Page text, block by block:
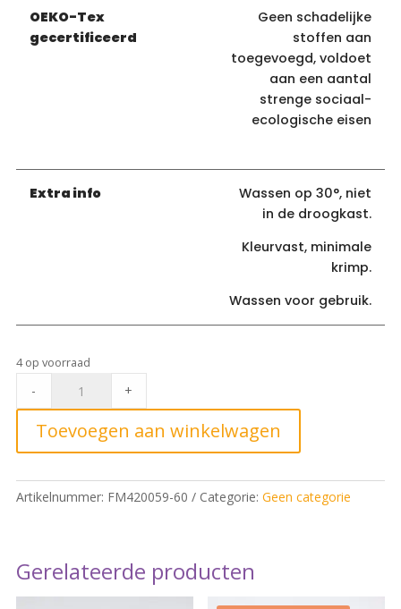
OEKO-Tex
gecertificeerd
Geen schadelijke
stoffen aan
toegevoegd, voldoet
aan een aantal
strenge sociaal-
ecologische eisen
Extra info
Wassen op 30°, niet
in de droogkast.
Kleurvast, minimale
krimp.
Wassen voor gebruik.
4 op voorraad
Animal
Print
- +
Toevoegen aan winkelwagen
Artikelnummer: FM420059-60 Categorie: Geen categorie
Gerelateerde producten